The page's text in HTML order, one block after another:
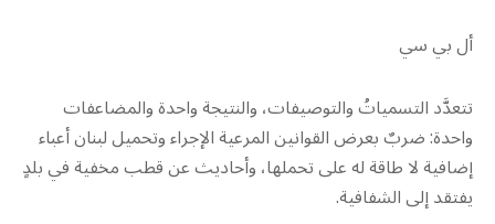
أل بي سي
تتعدَّد التسمياتُ والتوصيفات، والنتيجة واحدة والمضاعفات
واحدة: ضربٌ بعرض القوانين المرعية الإجراء وتحميل لبنان أعباء
إضافية لا طاقة له على تحملها، وأحاديث عن قطب مخفية في بلدٍ
يفتقد إلى الشفافية.